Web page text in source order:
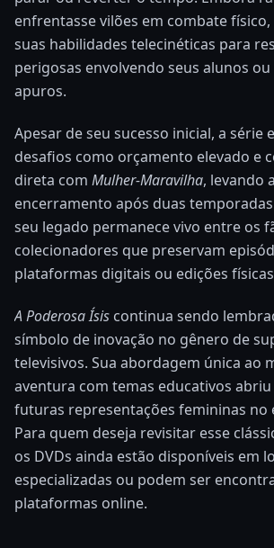
enfrentasse vilões em combate físico,
suas habilidades telecinéticas para
perigosas envolvendo seus alunos
apuros.
Apesar de seu sucesso inicial, a série
desafios como orçamento elevado e
direta com Mulher-Maravilha, levando
encerramento após duas
seu legado permanece vivo entre os
colecionadores que preservam
plataformas digitais ou edições
A Poderosa Ísis continua sendo
símbolo de inovação no gênero de
televisivos. Sua abordagem única ao
aventura com temas educativos
futuras representações femininas
Para quem deseja revisitar esse
os DVDs ainda estão disponíveis em
especializadas ou podem ser
plataformas online.